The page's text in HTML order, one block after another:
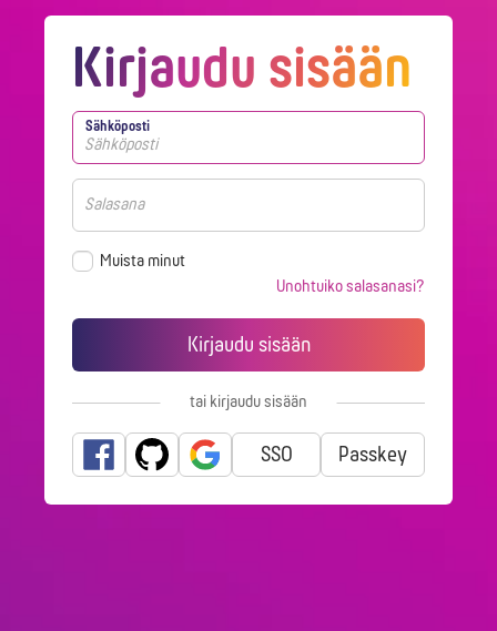
Kirjaudu sisään
Sähköposti
Muista minut
Unohtuiko salasanasi?
tai kirjaudu sisään
SSO Passkey